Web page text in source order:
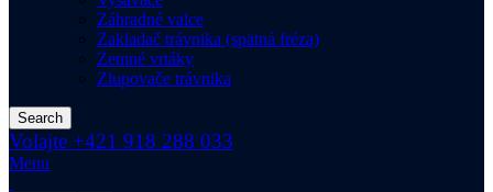
Záhradné valce
Zakladač trávnika (spätná fréza)
Zemné vrtáky
Zlupovače trávnika
Search
Volajte +421 918 288 033
Menu